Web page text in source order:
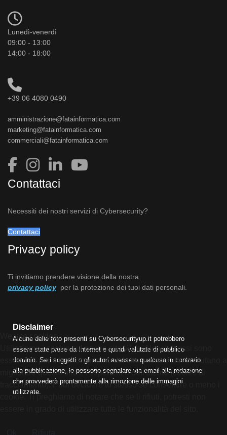
Lunedì-venerdì
09:00 - 13:00
14:00 - 18:00
+39 06 4080 0490
amministrazione@fatainformatica.com
marketing@fatainformatica.com
commerciali@fatainformatica.com
Contattaci
Necessiti dei nostri servizi di Cybersecurity?
Contattaci
Privacy policy
Ti invitiamo prendere visione della nostra
privacy policy per la protezione dei tuoi dati personali.
Disclaimer
Alcune delle foto presenti su Cybersecurityup.it potrebbero
essere state prese da Internet e quindi valutate di pubblico
dominio. Se i soggetti o gli autori avessero qualcosa in contrario
alla pubblicazione, lo possono segnalare via email alla redazione
che provvederà prontamente alla rimozione delle immagini
utilizzate.
We use cookies
Utilizziamo i cookie sul nostro sito Web. Alcuni di essi sono
essenziali per il funzionamento del sito, mentre altri ci aiutano a
migliorare questo sito e l'esperienza dell'utente (cookie di
tracciamento). Puoi decidere tu stesso se consentire o meno i
cookie. Ti preghiamo di notare che se li rifiuti, potresti non